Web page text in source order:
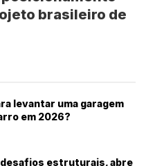
brasileiro de
levantar uma garagem
em 2026?
estruturais, abre